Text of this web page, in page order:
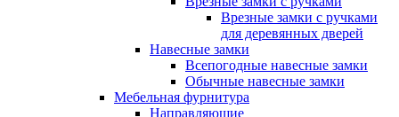
Врезные замки с ручками
для деревянных дверей
Навесные замки
Всепогодные навесные замки
Обычные навесные замки
Мебельная фурнитура
Направляющие